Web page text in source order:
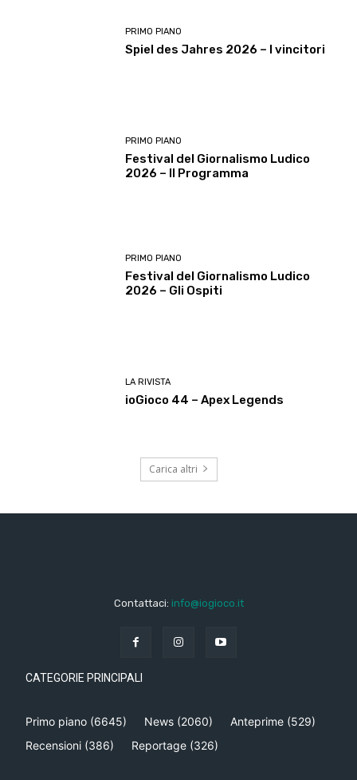
PRIMO PIANO
Spiel des Jahres 2026 – I vincitori
PRIMO PIANO
Festival del Giornalismo Ludico
2026 – Il Programma
PRIMO PIANO
Festival del Giornalismo Ludico
2026 – Gli Ospiti
LA RIVISTA
ioGioco 44 – Apex Legends
Carica altri
Contattaci: info@iogioco.it
CATEGORIE PRINCIPALI
Primo piano (6645) News (2060) Anteprime (529)
Recensioni (386) Reportage (326)